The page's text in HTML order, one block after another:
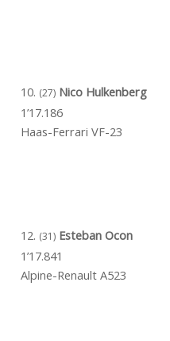
10. (27) Nico Hulkenberg
1’17.186
Haas-Ferrari VF-23
12. (31) Esteban Ocon
1’17.841
Alpine-Renault A523